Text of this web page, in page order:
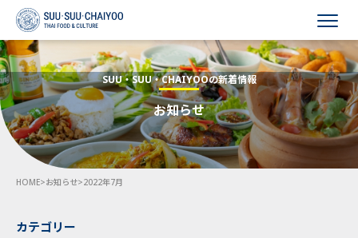
HOME
会社概要
事業内容
採用情報
お知らせ
SUU・SUU・CHAIYOOの新着情報
お知らせ
HOME>お知らせ>2022年7月
カテゴリー